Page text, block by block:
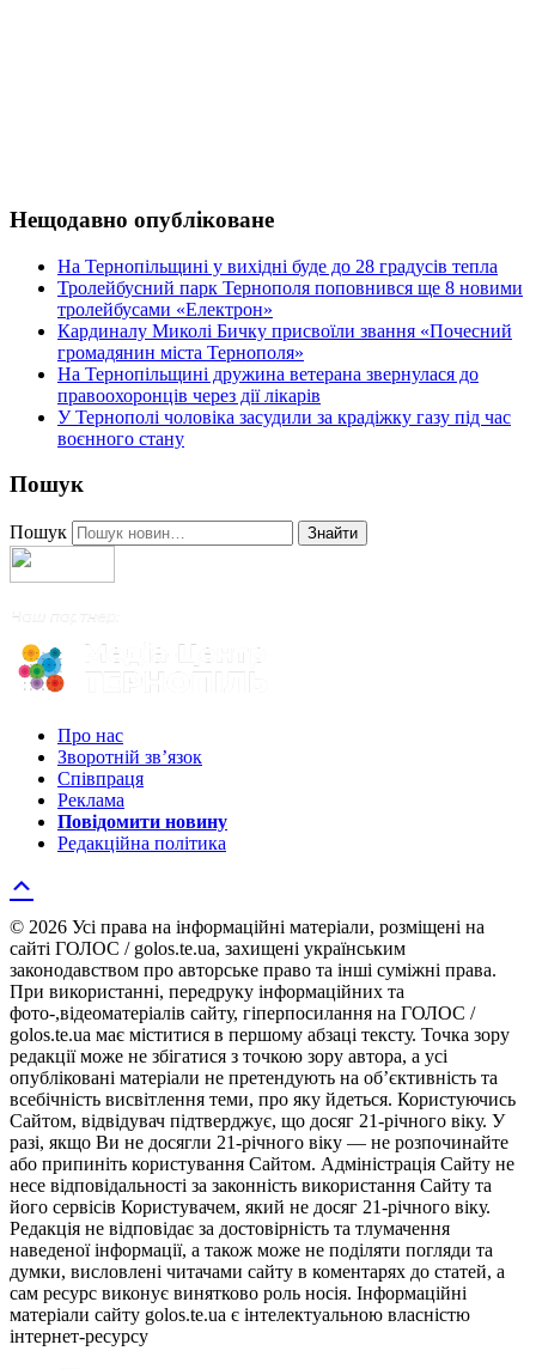
Нещодавно опубліковане
На Тернопільщині у вихідні буде до 28 градусів тепла
Тролейбусний парк Тернополя поповнився ще 8 новими
тролейбусами «Електрон»
Кардиналу Миколі Бичку присвоїли звання «Почесний
громадянин міста Тернополя»
На Тернопільщині дружина ветерана звернулася до
правоохоронців через дії лікарів
У Тернополі чоловіка засудили за крадіжку газу під час
воєнного стану
Пошук
Пошук Знайти
Про нас
Зворотній зв’язок
Співпраця
Реклама
Повідомити новину
Редакційна політика
© 2026 Усі права на інформаційні матеріали, розміщені на
сайті ГОЛОС / golos.te.ua, захищені українським
законодавством про авторське право та інші суміжні права.
При використанні, передруку інформаційних та
фото-,відеоматеріалів сайту, гіперпосилання на ГОЛОС /
golos.te.ua має міститися в першому абзаці тексту. Точка зору
редакції може не збігатися з точкою зору автора, а усі
опубліковані матеріали не претендують на об’єктивність та
всебічність висвітлення теми, про яку йдеться. Користуючись
Сайтом, відвідувач підтверджує, що досяг 21-річного віку. У
разі, якщо Ви не досягли 21-річного віку — не розпочинайте
або припиніть користування Сайтом. Адміністрація Сайту не
несе відповідальності за законність використання Сайту та
його сервісів Користувачем, який не досяг 21-річного віку.
Редакція не відповідає за достовірність та тлумачення
наведеної інформації, а також може не поділяти погляди та
думки, висловлені читачами сайту в коментарях до статей, а
сам ресурс виконує винятково роль носія. Інформаційні
матеріали сайту golos.te.ua є інтелектуальною власністю
інтернет-ресурсу